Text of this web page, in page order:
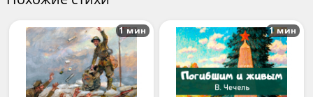
1 мин 1 мин